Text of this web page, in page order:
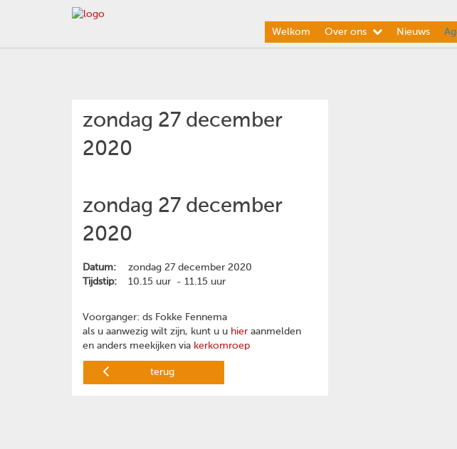
Welkom Over ons Nieuws
zondag 27 december
2020
zondag 27 december
2020
Datum:
zondag 27 december 2020
Tijdstip:
10.15 uur - 11.15 uur
Voorganger: ds Fokke Fennema
als u aanwezig wilt zijn, kunt u u hier aanmelden
en anders meekijken via kerkomroep
terug